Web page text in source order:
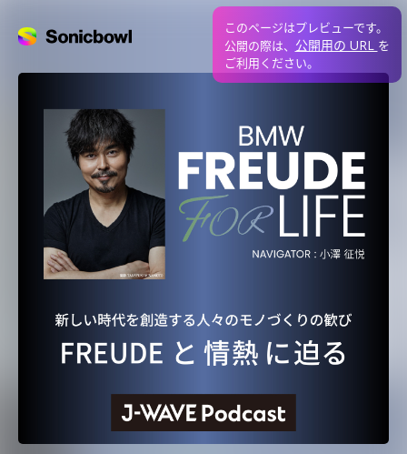
このページはプレビューです。
公開の際は、 公開用の URL を
ご利用ください。